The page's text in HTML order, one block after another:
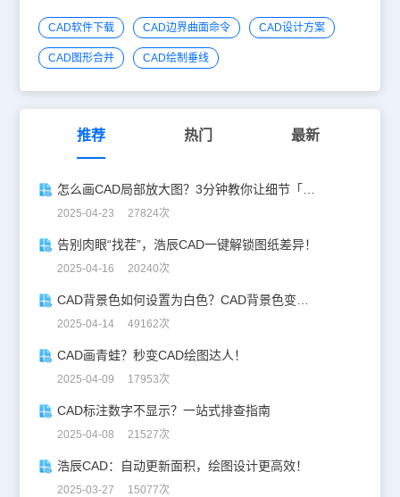
CAD软件下载 CAD边界曲面命令 CAD设计方案
CAD图形合并 CAD绘制垂线
推荐 热门 最新
怎么画CAD局部放大图？3分钟教你让细节「说话」！
2025-04-23 27824次
告别肉眼“找茬”，浩辰CAD一键解锁图纸差异！
2025-04-16 20240次
2025-04-14 49162次
CAD画青蛙？秒变CAD绘图达人！
2025-04-09 17953次
CAD标注数字不显示？一站式排查指南
2025-04-08 21527次
浩辰CAD：自动更新面积，绘图设计更高效！
2025-03-27 15077次